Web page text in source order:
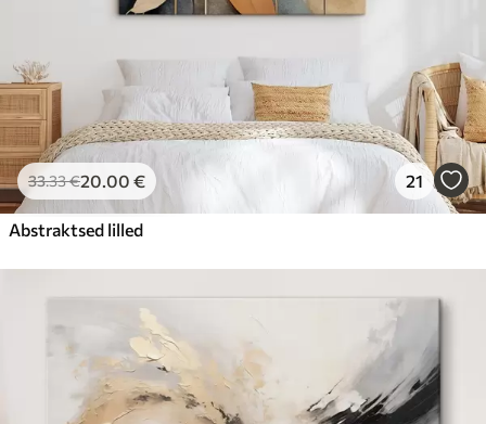
33.33€20.00 € 21
Abstraktsed lilled